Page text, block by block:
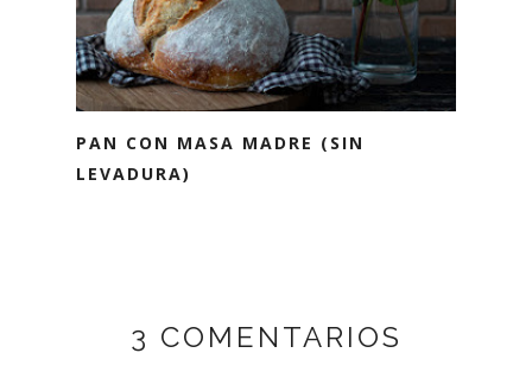
PAN CON MASA MADRE (SIN
LEVADURA)
3 COMENTARIOS